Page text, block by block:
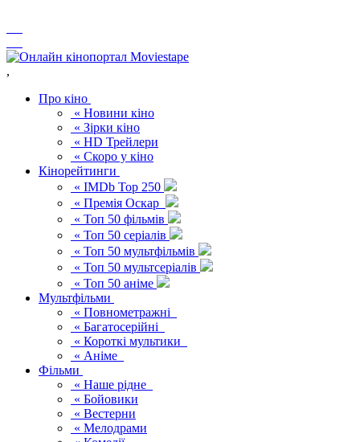
,
Про кіно
« Новини кіно
« Зірки кіно
« HD Трейлери
« Скоро у кіно
Кінорейтинги
« IMDb Top 250
« Премія Оскар
« Топ 50 фільмів
« Топ 50 серіалів
« Топ 50 мультфільмів
« Топ 50 мультсеріалів
« Топ 50 аніме
Мультфільми
« Повнометражні
« Багатосерійні
« Короткі мультики
« Аніме
Фільми
« Наше рідне
« Бойовики
« Вестерни
« Мелодрами